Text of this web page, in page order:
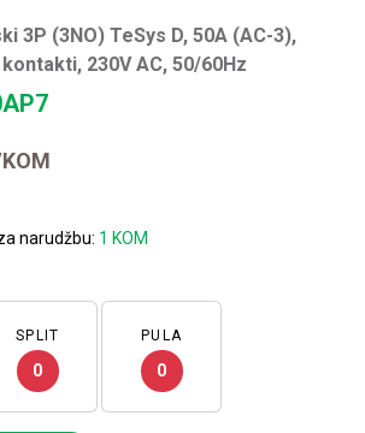
3P (3NO) TeSys D, 50A (AC-3),
230V AC, 50/60Hz
narudžbu: 1 KOM
SPLIT
0
PULA
0